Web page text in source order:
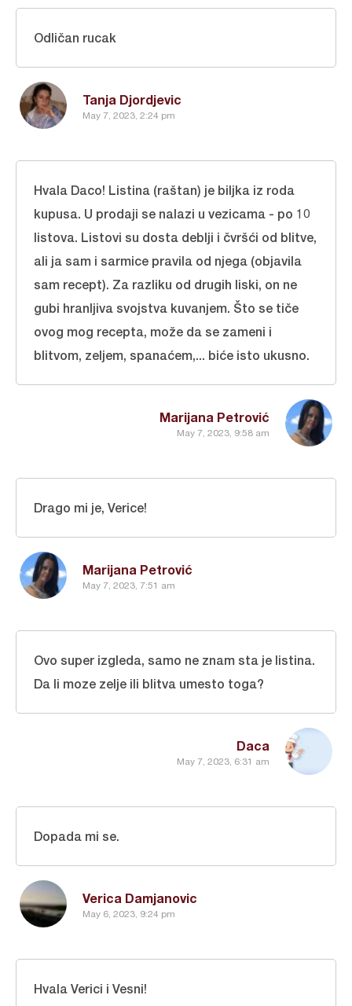
Tanja Djordjevic
May 7, 2023, 2:24 pm
Odličan rucak
Marijana Petrović
May 7, 2023, 9:58 am
Hvala Daco! Listina (raštan) je biljka iz roda
kupusa. U prodaji se nalazi u vezicama - po 10
listova. Listovi su dosta deblji i čvršći od blitve,
ali ja sam i sarmice pravila od njega (objavila
sam recept). Za razliku od drugih liski, on ne
gubi hranljiva svojstva kuvanjem. Što se tiče
ovog mog recepta, može da se zameni i
blitvom, zeljem, spanaćem,... biće isto ukusno.
Marijana Petrović
May 7, 2023, 7:51 am
Drago mi je, Verice!
Daca
May 7, 2023, 6:31 am
Ovo super izgleda, samo ne znam sta je listina.
Da li moze zelje ili blitva umesto toga?
Verica Damjanovic
May 6, 2023, 9:24 pm
Dopada mi se.
Hvala Verici i Vesni!